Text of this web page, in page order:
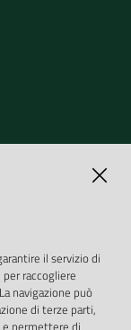
il servizio di
raccogliere
navigazione può
di terze parti,
e permettere di